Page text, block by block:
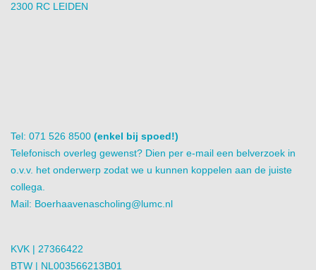
2300 RC LEIDEN
Tel: 071 526 8500 (enkel bij spoed!)
Telefonisch overleg gewenst? Dien per e-mail een belverzoek in
o.v.v. het onderwerp zodat we u kunnen koppelen aan de juiste
collega.
Mail: Boerhaavenascholing@lumc.nl
KVK | 27366422
BTW | NL003566213B01